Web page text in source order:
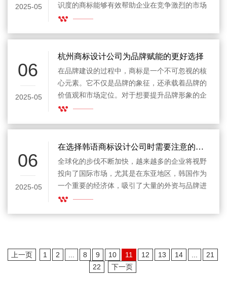
2025-05
识度的商标能够有效帮助企业在竞争激烈的市场
中脱颖而出。特别是在合肥这个快速发展的城
性。因此，选择一家专业的合肥商标设计公司成
为了品牌建设中的重要一环。
06
2025-05
杭州商标设计公司为品牌赋能的更好选择
在品牌建设的过程中，商标是一个不可忽视的核
心元素。它不仅是品牌的象征，还承载着品牌的
价值观和市场定位。对于想要提升品牌形象的企
业来说，选择一家专业的杭州商标设计公司至关
有吸引力的商标，能够有效地帮助品牌在消费者
心中建立深刻印象。因此，如何挑选合适的商标
设计公司，成为了每一个企业成功的关键。
06
2025-05
在选择韩语商标设计公司时需要注意的要素
全球化的步伐不断加快，越来越多的企业将视野
投向了国际市场，尤其是在东亚地区，韩国作为
一个重要的经济体，吸引了大量的外资与品牌进
入。要在韩国市场获得成功，一个符合本地文
上一页 1 2 ... 8 9 10 11 12 13 14 ...
21
22
下一页